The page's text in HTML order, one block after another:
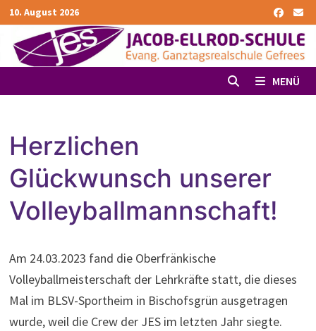
Zurück
zum
Inhalt
10. August 2026
MENÜ
Herzlichen
Glückwunsch unserer
Volleyballmannschaft!
Am 24.03.2023 fand die Oberfränkische
Volleyballmeisterschaft der Lehrkräfte statt, die dieses
Mal im BLSV-Sportheim in Bischofsgrün ausgetragen
wurde, weil die Crew der JES im letzten Jahr siegte.